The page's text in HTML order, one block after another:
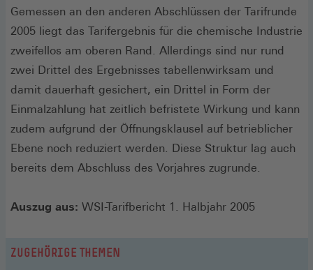
Gemessen an den anderen Abschlüssen der Tarifrunde
2005 liegt das Tarifergebnis für die chemische Industrie
zweifellos am oberen Rand. Allerdings sind nur rund
zwei Drittel des Ergebnisses tabellenwirksam und
damit dauerhaft gesichert, ein Drittel in Form der
Einmalzahlung hat zeitlich befristete Wirkung und kann
zudem aufgrund der Öffnungsklausel auf betrieblicher
Ebene noch reduziert werden. Diese Struktur lag auch
bereits dem Abschluss des Vorjahres zugrunde.
Auszug aus: WSI-Tarifbericht 1. Halbjahr 2005
ZUGEHÖRIGE THEMEN